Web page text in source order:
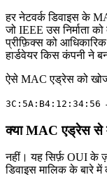
हर नेटवर्क डिवाइस के
जो IEEE उस निर्माता
प्रीफ़िक्स को
हार्डवेयर किस कंपनी ने
ऐसे MAC एड्रेस को खोजने
3C:5A:B4:12:34:56
क्या MAC एड्रेस से
नहीं। यह सिर्फ़ OUI के
डिवाइस मालिक के बारे में